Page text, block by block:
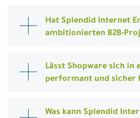
Hat Splendid Internet
ambitionierten B2B-
Lässt Shopware sich in
performant und sicher
Was kann Splendid